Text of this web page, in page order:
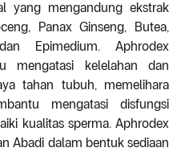
yang mengandung ekstrak
Panax Ginseng, Butea,
Epimedium. Aphrodex
mengatasi kelelahan dan
tahan tubuh, memelihara
mengatasi disfungsi
kualitas sperma. Aphrodex
Abadi dalam bentuk sediaan